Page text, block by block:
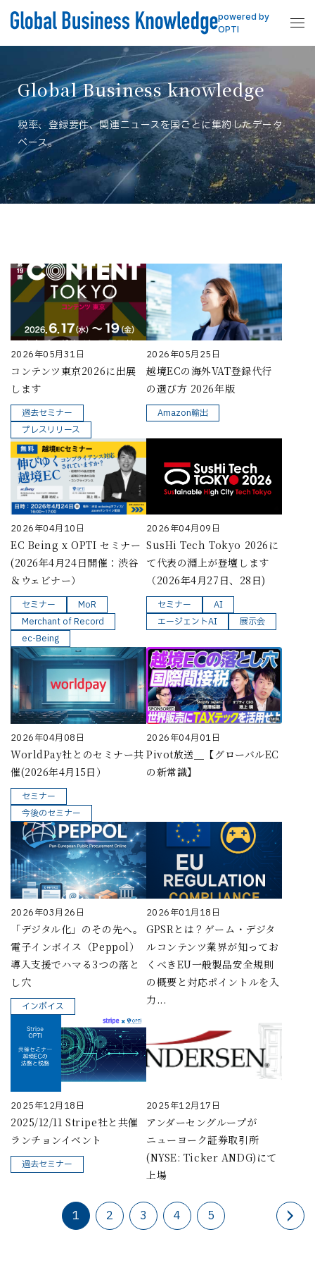
powered by
OPTI
Global Business knowledge
税率、登録要件、関連ニュースを国ごとに集約したデータ
ベース。
2026年05月31日
コンテンツ東京2026に出展
します
過去セミナー
プレスリリース
2026年05月25日
越境ECの海外VAT登録代行
の選び方 2026年版
Amazon輸出
2026年04月10日
EC Being x OPTI セミナー
(2026年4月24日開催：渋谷
＆ウェビナー）
セミナー
MoR
Merchant of Record
ec-Being
2026年04月09日
SusHi Tech Tokyo 2026に
て代表の淵上が登壇します
（2026年4月27日、28日)
セミナー
AI
エージェントAI
展示会
2026年04月08日
WorldPay社とのセミナー共
催(2026年4月15日）
セミナー
今後のセミナー
2026年04月01日
Pivot放送＿【グローバルEC
の新常識】
2026年03月26日
「デジタル化」のその先へ。
電子インボイス（Peppol）
導入支援でハマる3つの落と
し穴
インボイス
2026年01月18日
GPSRとは？ゲーム・デジタ
ルコンテンツ業界が知ってお
くべきEU一般製品安全規則
の概要と対応ポイントルを入
力...
2025年12月18日
2025/12/11 Stripe社と共催
ランチョンイベント
過去セミナー
2025年12月17日
アンダーセングループが
ニューヨーク証券取引所
(NYSE: Ticker ANDG)にて
上場
1 2 3 4 5